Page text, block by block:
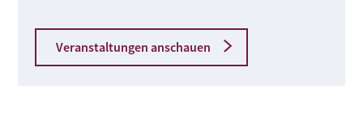
Veranstaltungen anschauen